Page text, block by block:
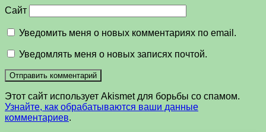
Сайт
Уведомить меня о новых комментариях по email.
Уведомлять меня о новых записях почтой.
Этот сайт использует Akismet для борьбы со спамом.
Узнайте, как обрабатываются ваши данные
комментариев.